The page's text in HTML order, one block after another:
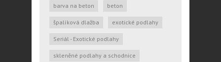
barva na beton beton
špalíková dlažba exotické podlahy
Seriál - Exotické podlahy
skleněné podlahy a schodnice